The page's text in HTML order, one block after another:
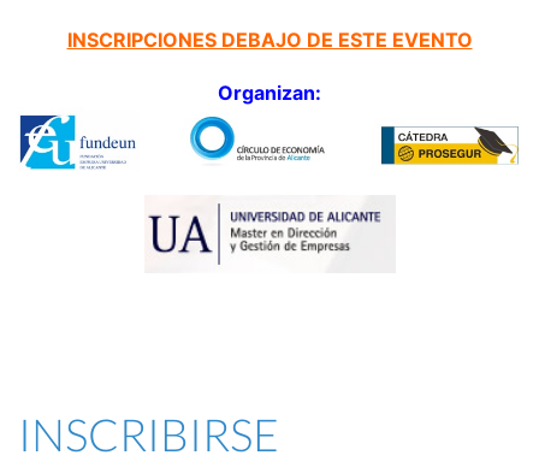
INSCRIPCIONES DEBAJO DE ESTE EVENTO
Organizan:
INSCRIBIRSE